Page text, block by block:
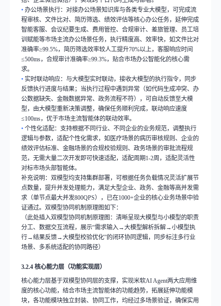
• 办公场景执行：对接办公场景知识库与各类专业大模型，可完成流
程审核、文件比对、简历筛选、绩效评估等核心办公任务，延伸完成
智能客服、会议纪要生成、费用管控、合规审计、差旅管理、员工培
训赋能等市场主流办公场景任务，执行精度高、效率快，如文件比对
准确率≥99.5%，简历筛选效率较人工提升70%以上，客服响应时间
≤500ms，合规审计准确率≥99.3%，贴合市场办公智能化的核心需
求。
• 实时联动响应：与大模型实时联动，接收大模型的执行指令，同步
反馈执行进度与结果；当执行过程中遇到异常（如代码生成冲突、办
公数据缺失、金融数据异常、政务流程不符），可自动反馈至大模
型，由大模型重新决策调整，确保任务顺利完成，联动响应速度
≤100ms，优于市场主流智能体的联动效率。
• 个性化适配：支持根据不同行业、不同企业的业务规范，调整执行
逻辑与参数，适配个性化需求，如医疗场景的病历审核规则、企业的
绩效评估标准、金融场景的合规校验规则、政务场景的审批流程规
范，无需大量二次开发即可快速适配，适配周期1-2周，适配灵活性
对标市场头部智能体。
补充说明：双模型均支持集群部署，可根据任务负载情况灵活扩展节
点数量，提升并发处理能力，满足大型企业、政务、金融等高并发需
求（单节点最大并发800QPS），已在1000+企业的核心业务场景中验
证通过。双模型协同机制原理图如下：
（此处插入双模型协同机制原理图：清晰呈现大模型与小模型的职责
分工、数据交互流程，展示“需求输入→大模型解析拆解→小模型执
行→结果反馈→大模型校验优化”的闭环协同逻辑，同步标注多行业
场景、多系统适配的协同路径）
3.2.4核心能力层（功能实现层）
核心能力层基于双模型协同层的支撑，实现米软AI Agent两大应用维
度的核心功能，结合市场主流智能体的功能趋势，拓展延伸功能模
块，各功能模块独立封装、协同工作，均经过多场景验证，确保实用
预约交流
请如实填写以下内容，以便米软及时联系您！
公司名称 *
需求描述 *
发送
米软将在1个工作日内与您取得联系，请您保持手机畅通！